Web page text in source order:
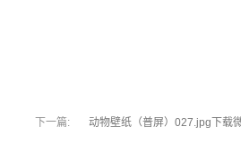
下一篇: 动物壁纸（普屏）027.jpg下载